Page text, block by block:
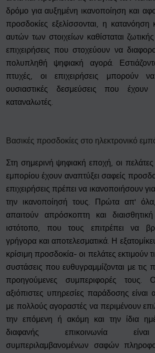
δρόμο για αυξημένη ικανοποίηση και
προσδοκίες εξελίσσονται, η κατανόηση
αυτών των στοιχείων καθίσταται
επιχειρήσεις που στοχεύουν να
πολυπληθή ψηφιακή αγορά.
πτυχές, οι επιχειρήσεις μπορούν
ουσιαστικές δεσμεύσεις που
καταναλωτές.
Βασικές προσδοκίες στο ηλεκτρονικό
Στη σημερινή ψηφιακή εποχή, οι πελάτες
εμπορίου έχουν αναπτύξει σαφείς
επιχειρήσεις πρέπει να ικανοποιήσουν
την ικανοποίησή τους. Πρώτα απ'
απαιτούν απρόσκοπτη και
ιστότοπο, που τους επιτρέπει να
γρήγορα και αποτελεσματικά. Η
κρίσιμη προσδοκία- οι πελάτες εκτιμούν
συστάσεις που ευθυγραμμίζονται με τις
προηγούμενες συμπεριφορές τους.
αξιόπιστες υπηρεσίες παράδοσης είναι
με πολλούς αγοραστές να περιμένουν
την επόμενη ή ακόμη και την ίδια
διαφανής επικοινωνία
συμπεριλαμβανομένων σαφών